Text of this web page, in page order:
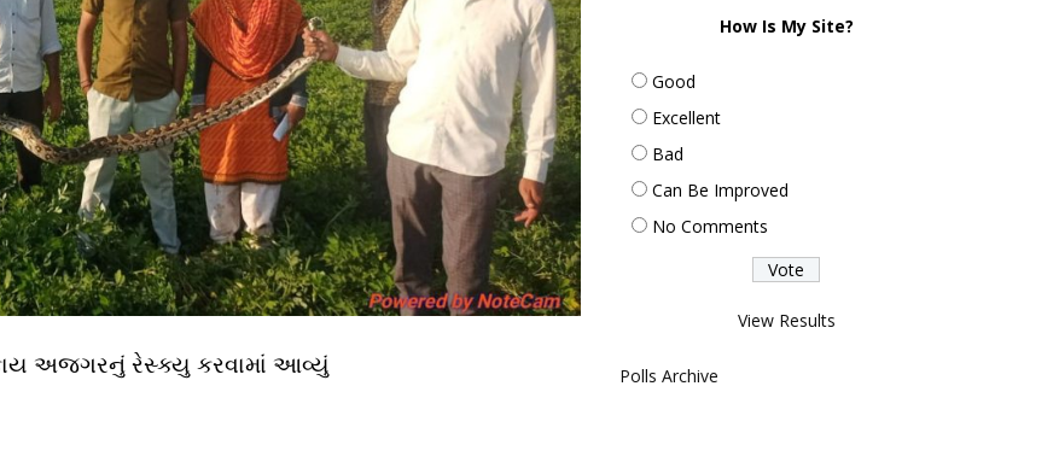
અજગરનું રેસ્ક્યુ કરવામાં આવ્યું
How Is My Site?
Good
Excellent
Bad
Can Be Improved
No Comments
View Results
Polls Archive